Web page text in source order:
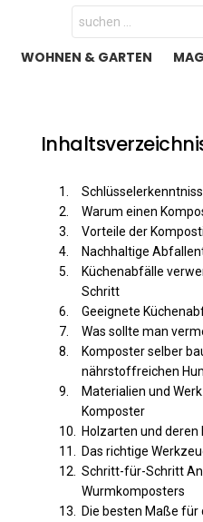
Search
for:
WOHNEN & GARTEN
Warum einen
Vorteile der
Nachhaltige
Küchenabfälle
Schritt
Geeignete
Was sollte man
Komposter selber
nährstoffreichen
Materialien und
Komposter
Holzarten und
Das richtige
Schritt-für-Schritt
Wurmkomposters
Die besten Maße für